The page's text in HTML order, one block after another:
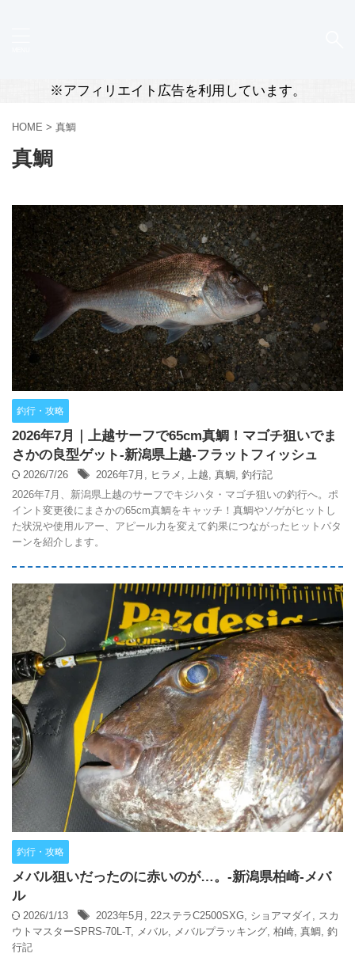
※アフィリエイト広告を利用しています。
HOME > 真鯛
真鯛
釣行・攻略
2026年7月｜上越サーフで65cm真鯛！マゴチ狙いでま
さかの良型ゲット-新潟県上越-フラットフィッシュ
2026/7/26 2026年7月 , ヒラメ , 上越, 真鯛, 釣行記
2026年7月、新潟県上越のサーフでキジハタ・マゴチ狙いの釣行へ。ポ
イント変更後にまさかの65cm真鯛をキャッチ！真鯛やソゲがヒットし
た状況や使用ルアー、アピール力を変えて釣果につながったヒットパタ
ーンを紹介します。
釣行・攻略
メバル狙いだったのに赤いのが…。-新潟県柏崎-メバ
ル
2026/1/13 2023年5月 22ステラC2500SXG ショアマダイ
スカ
ウトマスターSPRS-70L-T, メバル メバルプラッキング 柏崎 真鯛 釣
行記